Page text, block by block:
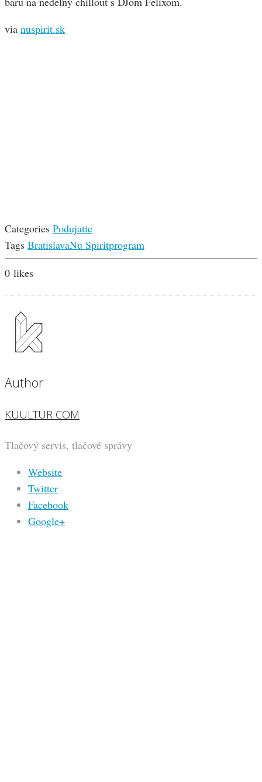
via nuspirit.sk
Categories Podujatie
Tags BratislavaNu Spiritprogram
0 likes
Author
KUULTUR COM
Tlačový servis, tlačové správy
Website
Twitter
Facebook
Google+